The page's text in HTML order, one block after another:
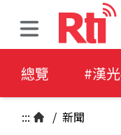
總覽 #漢
::: / 新聞